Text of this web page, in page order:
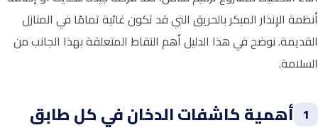
أنظمة الإنذار المبكر بالحريق التي قد تكون غائبة تمامًا في المنازل
القديمة. نوضح في هذا الدليل أهم النقاط المتعلقة بهذا الجانب من
السلامة.
1 أهمية كاشفات الدخان في كل طابق